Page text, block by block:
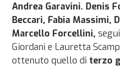
Andrea Garavini. Denis
Beccari, Fabia Massimi,
Marcello Forcellini,
Giordani e Lauretta
ottenuto quello di terzo